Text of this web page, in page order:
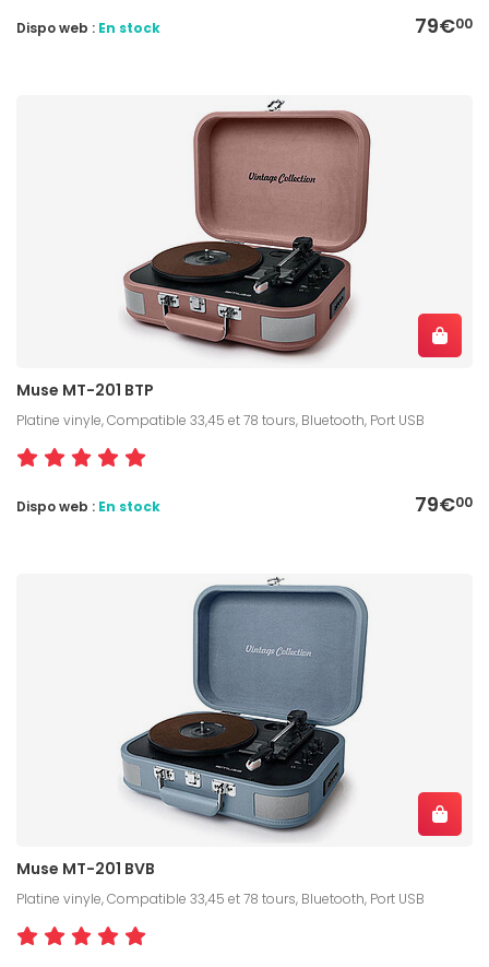
79€00
Dispo web : En stock
Muse MT-201 BTP
Platine vinyle, Compatible 33,45 et 78 tours, Bluetooth, Port USB
79€00
Dispo web : En stock
Muse MT-201 BVB
Platine vinyle, Compatible 33,45 et 78 tours, Bluetooth, Port USB